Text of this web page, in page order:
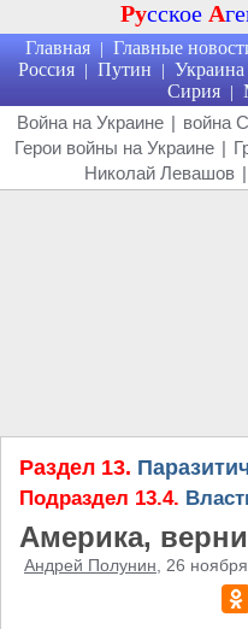
Русское А
Главная | Главные
Россия | Путин | Украина
Сирия |
Война на Украине | война
Герои войны на Украине |
Николай Левашов |
Раздел 13.
Подраздел 13.4.
Америка,
Андрей Полунин , 26